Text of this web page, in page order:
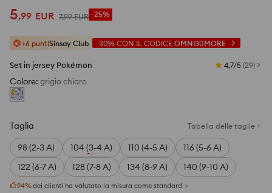
5,99 EUR 7,99 EUR -25%
+6 puntiSinsay Club -30% CON IL CODICE OMNI30MORE
Set in jersey Pokémon 4,7/5 (29)
Colore: grigio chiaro
Taglia Tabella delle taglie
98 (2-3 A) 104 (3-4 A) 110 (4-5 A)
116 (5-6 A)
122 (6-7 A)
128 (7-8 A) 134 (8-9 A) 140 (9-10 A)
94%dei clienti ha valutato la misura come standard